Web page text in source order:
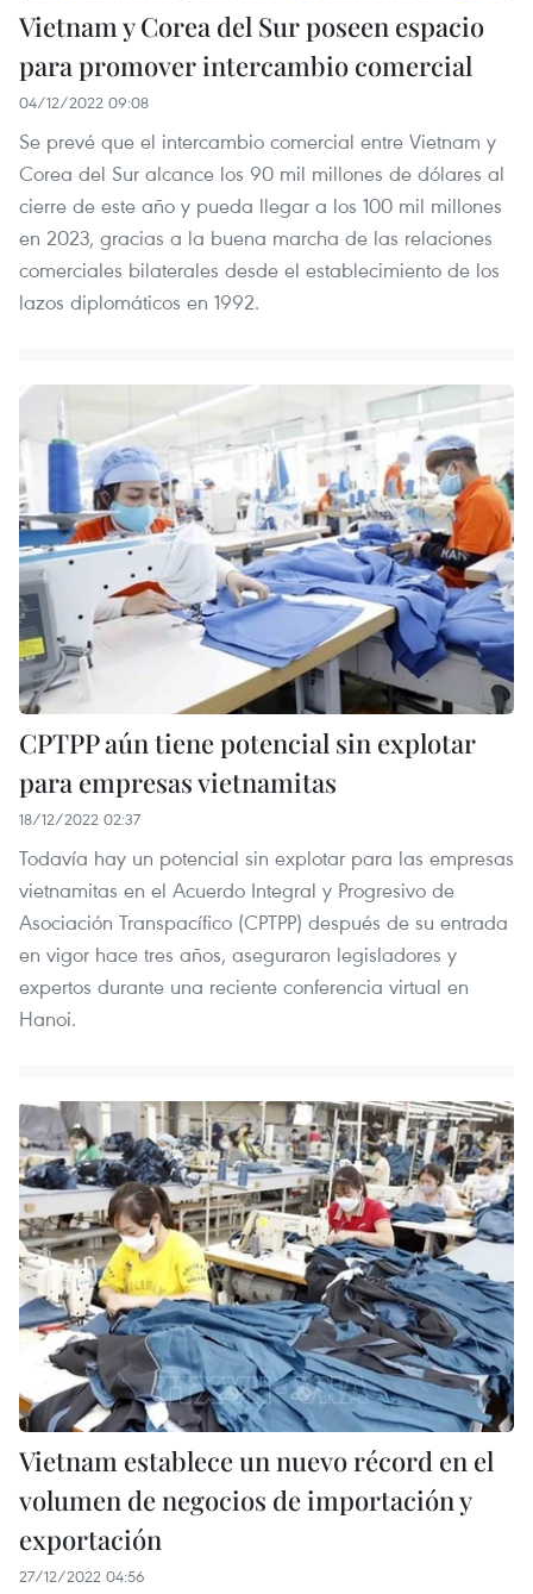
Vietnam y Corea del Sur poseen espacio
para promover intercambio comercial
04/12/2022 09:08
Se prevé que el intercambio comercial entre Vietnam y
Corea del Sur alcance los 90 mil millones de dólares al
cierre de este año y pueda llegar a los 100 mil millones
en 2023, gracias a la buena marcha de las relaciones
comerciales bilaterales desde el establecimiento de los
lazos diplomáticos en 1992.
CPTPP aún tiene potencial sin explotar
para empresas vietnamitas
18/12/2022 02:37
Todavía hay un potencial sin explotar para las empresas
vietnamitas en el Acuerdo Integral y Progresivo de
Asociación Transpacífico (CPTPP) después de su entrada
en vigor hace tres años, aseguraron legisladores y
expertos durante una reciente conferencia virtual en
Hanoi.
Vietnam establece un nuevo récord en el
volumen de negocios de importación y
exportación
27/12/2022 04:56